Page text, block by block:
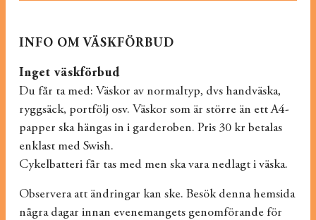
INFO OM VÄSKFÖRBUD
Inget väskförbud
Du får ta med: Väskor av normaltyp, dvs handväska,
ryggsäck, portfölj osv. Väskor som är större än ett A4-
papper ska hängas in i garderoben. Pris 30 kr betalas
enklast med Swish.
Cykelbatteri får tas med men ska vara nedlagt i väska.
Observera att ändringar kan ske. Besök denna hemsida
några dagar innan evenemangets genomförande för